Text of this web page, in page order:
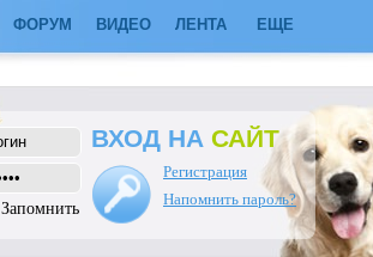
ФОРУМ ВИДЕО ЛЕНТА ЕЩЕ
Запомнить
ВХОД НА САЙТ
Регистрация
Напомнить пароль?